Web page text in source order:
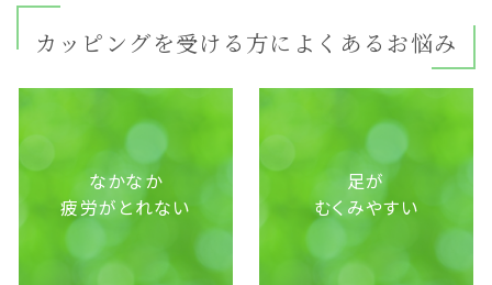
カッピングを受ける方によくあるお悩み
なかなか
疲労がとれない
足が
むくみやすい